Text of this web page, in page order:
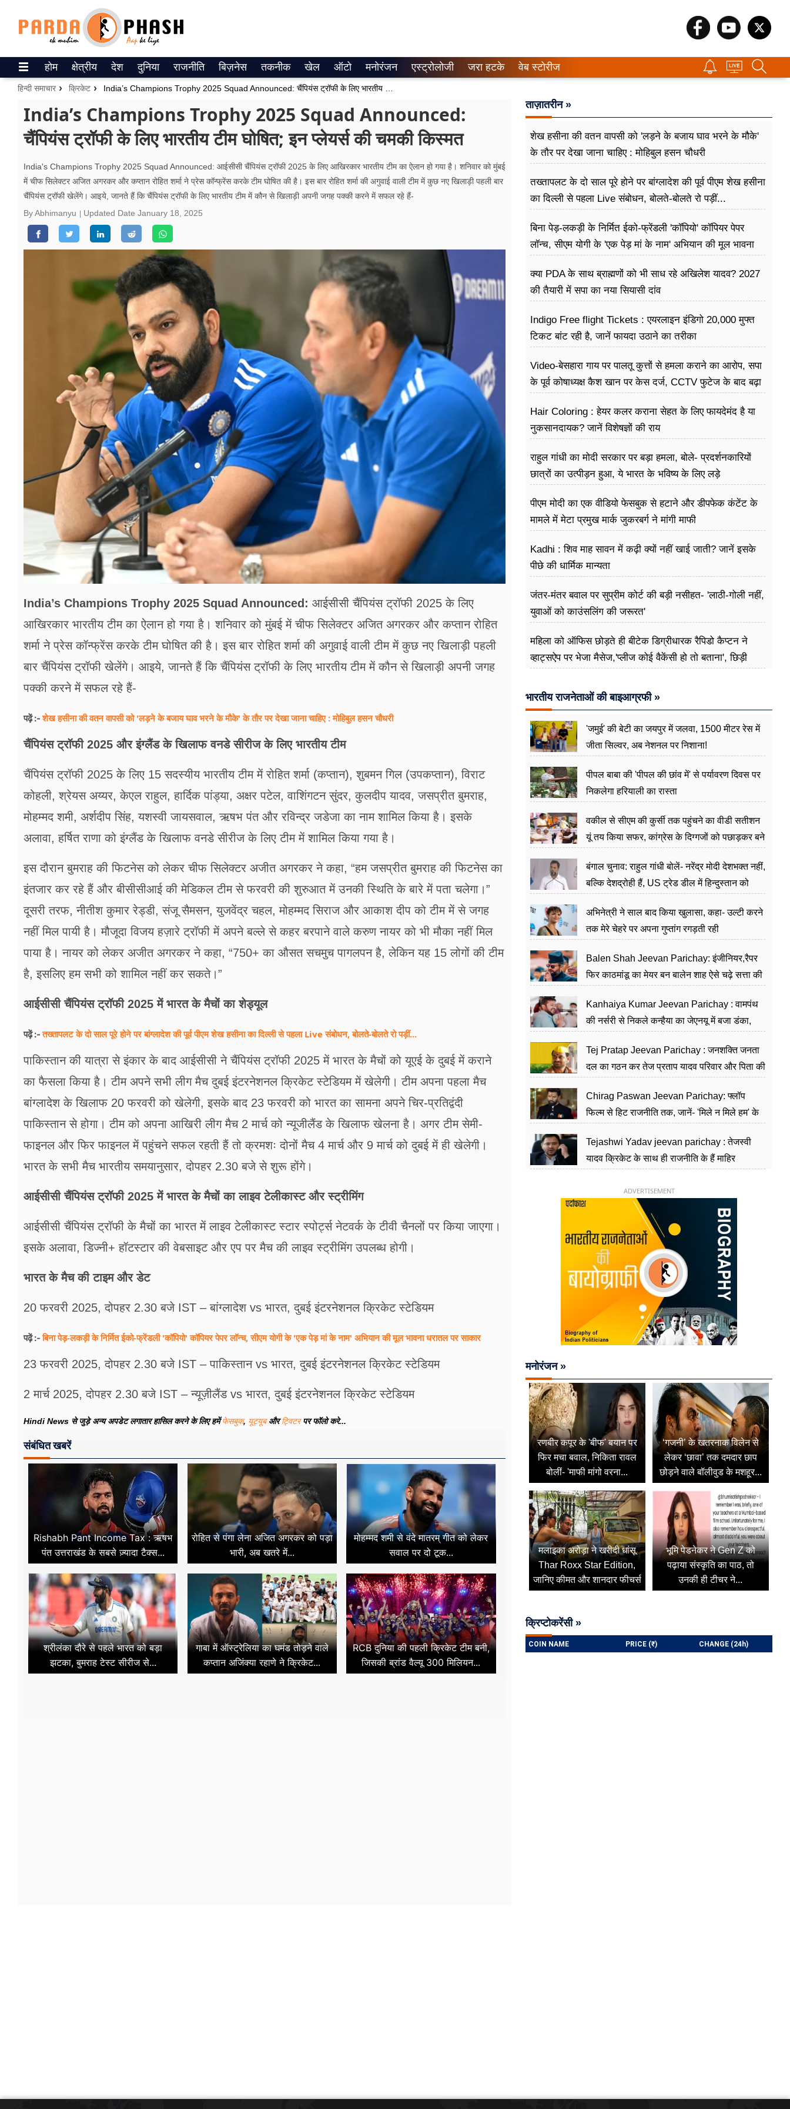
ePaper
वेब स्टोरीज
उत्तर प्रदेश
वीडियो
रिलेशनशिप
जीवन मंत्रा
होम क्षेत्रीय देश दुनिया राजनीति बिज़नेस तकनीक खेल ऑटो मनोरंजन एस्ट्रोलोजी जरा हटके वेब स्टोरीज
हिन्दी समाचार क्रिकेट
India’s Champions Trophy 2025 Squad Announced:
चैंपियंस ट्रॉफी के लिए भारतीय टीम घोषित; इन प्लेयर्स की चमकी किस्मत
India's Champions Trophy 2025 Squad Announced: आईसीसी चैंपियंस ट्रॉफी 2025 के लिए आखिरकार भारतीय टीम का ऐलान हो गया है। शनिवार को मुंबई
में चीफ सिलेक्टर अजित अगरकर और कप्तान रोहित शर्मा ने प्रेस कॉन्फ्रेंस करके टीम घोषित की है। इस बार रोहित शर्मा की अगुवाई वाली टीम में कुछ नए खिलाड़ी पहली बार
चैंपियंस ट्रॉफी खेलेंगे। आइये, जानते हैं कि चैंपियंस ट्रॉफी के लिए भारतीय टीम में कौन से खिलाड़ी अपनी जगह पक्की करने में सफल रहे हैं-
By Abhimanyu
Updated Date January 18, 2025
India’s Champions Trophy 2025 Squad Announced: आईसीसी चैंपियंस ट्रॉफी 2025 के लिए
आखिरकार भारतीय टीम का ऐलान हो गया है। शनिवार को मुंबई में चीफ सिलेक्टर अजित अगरकर और कप्तान रोहित
शर्मा ने प्रेस कॉन्फ्रेंस करके टीम घोषित की है। इस बार रोहित शर्मा की अगुवाई वाली टीम में कुछ नए खिलाड़ी पहली
बार चैंपियंस ट्रॉफी खेलेंगे। आइये, जानते हैं कि चैंपियंस ट्रॉफी के लिए भारतीय टीम में कौन से खिलाड़ी अपनी जगह
पक्की करने में सफल रहे हैं-
पढ़ें :-शेख हसीना की वतन वापसी को 'लड़ने के बजाय घाव भरने के मौके' के तौर पर देखा जाना चाहिए : मोहिबुल हसन चौधरी
चैंपियंस ट्रॉफी 2025 और इंग्लैंड के खिलाफ वनडे सीरीज के लिए भारतीय टीम
चैंपियंस ट्रॉफी 2025 के लिए 15 सदस्यीय भारतीय टीम में रोहित शर्मा (कप्तान), शुबमन गिल (उपकप्तान), विराट
कोहली, श्रेयस अय्यर, केएल राहुल, हार्दिक पांड्या, अक्षर पटेल, वाशिंगटन सुंदर, कुलदीप यादव, जसप्रीत बुमराह,
मोहम्मद शमी, अर्शदीप सिंह, यशस्वी जायसवाल, ऋषभ पंत और रविन्द्र जडेजा का नाम शामिल किया है। इसके
अलावा, हर्षित राणा को इंग्लैंड के खिलाफ वनडे सीरीज के लिए टीम में शामिल किया गया है।
इस दौरान बुमराह की फिटनेस को लेकर चीफ सिलेक्टर अजीत अगरकर ने कहा, “हम जसप्रीत बुमराह की फिटनेस का
इंतजार कर रहे हैं और बीसीसीआई की मेडिकल टीम से फरवरी की शुरुआत में उनकी स्थिति के बारे में पता चलेगा।”
दूसरी तरफ, नीतीश कुमार रेड्डी, संजू सैमसन, युजवेंद्र चहल, मोहम्मद सिराज और आकाश दीप को टीम में से जगह
नहीं मिल पायी है। मौजूदा विजय हज़ारे ट्रॉफी में अपने बल्ले से कहर बरपाने वाले करुण नायर को भी मौका नहीं मिल
पाया है। नायर को लेकर अजीत अगरकर ने कहा, “750+ का औसत सचमुच पागलपन है, लेकिन यह 15 लोगों की टीम
है, इसलिए हम सभी को शामिल नहीं कर सकते।”
आईसीसी चैंपियंस ट्रॉफी 2025 में भारत के मैचों का शेड्यूल
पढ़ें :-तख्तापलट के दो साल पूरे होने पर बांग्लादेश की पूर्व पीएम शेख हसीना का दिल्ली से पहला Live संबोधन, बोलते-बोलते रो पड़ीं...
पाकिस्तान की यात्रा से इंकार के बाद आईसीसी ने चैंपियंस ट्रॉफी 2025 में भारत के मैचों को यूएई के दुबई में कराने
का फैसला किया है। टीम अपने सभी लीग मैच दुबई इंटरनेशनल क्रिकेट स्टेडियम में खेलेगी। टीम अपना पहला मैच
बांग्लादेश के खिलाफ 20 फरवरी को खेलेगी, इसके बाद 23 फरवरी को भारत का सामना अपने चिर-प्रतिद्वंदी
पाकिस्तान से होगा। टीम को अपना आखिरी लीग मैच 2 मार्च को न्यूजीलैंड के खिलाफ खेलना है। अगर टीम सेमी-
फाइनल और फिर फाइनल में पहुंचने सफल रहती हैं तो क्रमशः दोनों मैच 4 मार्च और 9 मार्च को दुबई में ही खेलेगी।
भारत के सभी मैच भारतीय समयानुसार, दोपहर 2.30 बजे से शुरू होंगे।
आईसीसी चैंपियंस ट्रॉफी 2025 में भारत के मैचों का लाइव टेलीकास्ट और स्ट्रीमिंग
आईसीसी चैंपियंस ट्रॉफी के मैचों का भारत में लाइव टेलीकास्ट स्टार स्पोर्ट्स नेटवर्क के टीवी चैनलों पर किया जाएगा।
इसके अलावा, डिज्नी+ हॉटस्टार की वेबसाइट और एप पर मैच की लाइव स्ट्रीमिंग उपलब्ध होगी।
भारत के मैच की टाइम और डेट
20 फरवरी 2025, दोपहर 2.30 बजे IST – बांग्लादेश vs भारत, दुबई इंटरनेशनल क्रिकेट स्टेडियम
पढ़ें :-बिना पेड़-लकड़ी के निर्मित ईको-फ्रेंडली 'कॉपियो' कॉपियर पेपर लॉन्च, सीएम योगी के 'एक पेड़ मां के नाम' अभियान की मूल भावना धरातल पर साकार
23 फरवरी 2025, दोपहर 2.30 बजे IST – पाकिस्तान vs भारत, दुबई इंटरनेशनल क्रिकेट स्टेडियम
2 मार्च 2025, दोपहर 2.30 बजे IST – न्यूज़ीलैंड vs भारत, दुबई इंटरनेशनल क्रिकेट स्टेडियम
Hindi News से जुड़े अन्य अपडेट लगातार हासिल करने के लिए हमेंफेसबुक, यूट्यूबऔरट्विटरपर फॉलो करे...
संबंधित खबरें
Rishabh Pant Income Tax : ऋषभ
पंत उत्तराखंड के सबसे ज़्यादा टैक्स...
रोहित से पंगा लेना अजित अगरकर को पड़ा
भारी, अब खतरे में...
मोहम्मद शमी से वंदे मातरम् गीत को लेकर
सवाल पर दो टूक...
श्रीलंका दौरे से पहले भारत को बड़ा
झटका, बुमराह टेस्ट सीरीज से...
गाबा में ऑस्ट्रेलिया का घमंड तोड़ने वाले
कप्तान अजिंक्या रहाणे ने क्रिकेट...
RCB दुनिया की पहली क्रिकेट टीम बनी,
जिसकी ब्रांड वैल्यू 300 मिलियन...
ताज़ातरीन »
शेख हसीना की वतन वापसी को 'लड़ने के बजाय घाव भरने के मौके'
के तौर पर देखा जाना चाहिए : मोहिबुल हसन चौधरी
तख्तापलट के दो साल पूरे होने पर बांग्लादेश की पूर्व पीएम शेख हसीना
का दिल्ली से पहला Live संबोधन, बोलते-बोलते रो पड़ीं...
बिना पेड़-लकड़ी के निर्मित ईको-फ्रेंडली 'कॉपियो' कॉपियर पेपर
लॉन्च, सीएम योगी के 'एक पेड़ मां के नाम' अभियान की मूल भावना
क्या PDA के साथ ब्राह्मणों को भी साध रहे अखिलेश यादव? 2027
की तैयारी में सपा का नया सियासी दांव
Indigo Free flight Tickets : एयरलाइन इंडिगो 20,000 मुफ्त
टिकट बांट रही है, जानें फायदा उठाने का तरीका
Video-बेसहारा गाय पर पालतू कुत्तों से हमला कराने का आरोप, सपा
के पूर्व कोषाध्यक्ष कैश खान पर केस दर्ज, CCTV फुटेज के बाद बढ़ा
Hair Coloring : हेयर कलर कराना सेहत के लिए फायदेमंद है या
नुकसानदायक? जानें विशेषज्ञों की राय
राहुल गांधी का मोदी सरकार पर बड़ा हमला, बोले- प्रदर्शनकारियों
छात्रों का उत्पीड़न हुआ, ये भारत के भविष्य के लिए लड़े
पीएम मोदी का एक वीडियो फेसबुक से हटाने और डीपफेक कंटेंट के
मामले में मेटा प्रमुख मार्क जुकरबर्ग ने मांगी माफी
Kadhi : शिव माह सावन में कढ़ी क्यों नहीं खाई जाती? जानें इसके
पीछे की धार्मिक मान्यता
जंतर-मंतर बवाल पर सुप्रीम कोर्ट की बड़ी नसीहत- 'लाठी-गोली नहीं,
युवाओं को काउंसलिंग की जरूरत'
महिला को ऑफिस छोड़ते ही बीटेक डिग्रीधारक रैपिडो कैप्टन ने
व्हाट्सऐप पर भेजा मैसेज,'प्लीज कोई वैकेंसी हो तो बताना', छिड़ी
भारतीय राजनेताओं की बाइआग्रफी »
'जमुई' की बेटी का जयपुर में जलवा, 1500 मीटर रेस में
जीता सिल्वर, अब नेशनल पर निशाना!
पीपल बाबा की 'पीपल की छांव में' से पर्यावरण दिवस पर
निकलेगा हरियाली का रास्ता
वकील से सीएम की कुर्सी तक पहुंचने का वीडी सतीशन
यूं तय किया सफर, कांग्रेस के दिग्गजों को पछाड़कर बने
बंगाल चुनाव: राहुल गांधी बोलें- नरेंद्र मोदी देशभक्त नहीं,
बल्कि देशद्रोही हैं, US ट्रेड डील में हिन्दुस्तान को
अभिनेत्री ने साल बाद किया खुलासा, कहा- उल्टी करने
तक मेरे चेहरे पर अपना गुप्तांग रगड़ती रही
Balen Shah Jeevan Parichay: इंजीनियर,रैपर
फिर काठमांडू का मेयर बन बालेन शाह ऐसे चढ़े सत्ता की
Kanhaiya Kumar Jeevan Parichay : वामपंथ
की नर्सरी से निकले कन्हैया का जेएनयू में बजा डंका,
Tej Pratap Jeevan Parichay : जनशक्ति जनता
दल का गठन कर तेज प्रताप यादव परिवार और पिता की
Chirag Paswan Jeevan Parichay: फ्लॉप
फिल्म से हिट राजनीति तक, जानें- 'मिले न मिले हम' के
Tejashwi Yadav jeevan parichay : तेजस्वी
यादव क्रिकेट के साथ ही राजनीति के हैं माहिर
ADVERTISEMENT
मनोरंजन »
रणबीर कपूर के 'बीफ' बयान पर
फिर मचा बवाल, निकिता रावल
बोलीं- 'माफी मांगो वरना...
‘गजनी’ के खतरनाक विलेन से
लेकर ‘छावा’ तक दमदार छाप
छोड़ने वाले बॉलीवुड के मशहूर...
मलाइका अरोड़ा ने खरीदी धांसू
Thar Roxx Star Edition,
जानिए कीमत और शानदार फीचर्स
भूमि पेडनेकर ने Gen Z को
पढ़ाया संस्कृति का पाठ, तो
उनकी ही टीचर ने...
क्रिप्टोकरेंसी »